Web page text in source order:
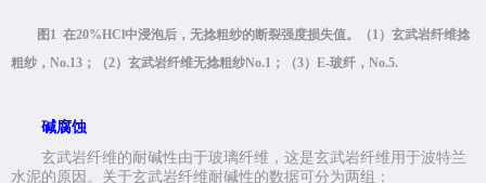
图 1 在20%HCl中浸泡后，无捻粗纱的断裂强度损失值。（1 ）玄武岩纤维捻
粗纱， No.13 ；（2）玄武岩纤维无捻粗纱No.1 ；（3） E-玻纤， No.5.
碱腐蚀
玄武岩纤维的耐碱性由于玻璃纤维，这是玄武岩纤维用于波特兰
水泥的原因。关于玄武岩纤维耐碱性的数据可分为两组：